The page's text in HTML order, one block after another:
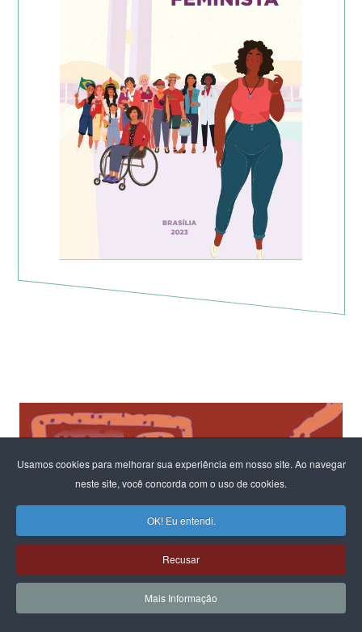
Usamos cookies para melhorar sua experiência em nosso site. Ao navegar
neste site, você concorda com o uso de cookies.
OK! Eu entendi.
Recusar
Mais Informação